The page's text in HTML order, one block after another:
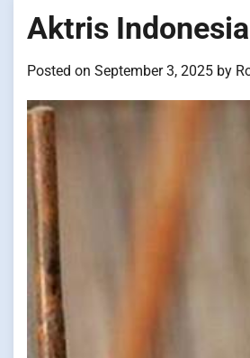
Aktris
Posted on September 3, 2025 by